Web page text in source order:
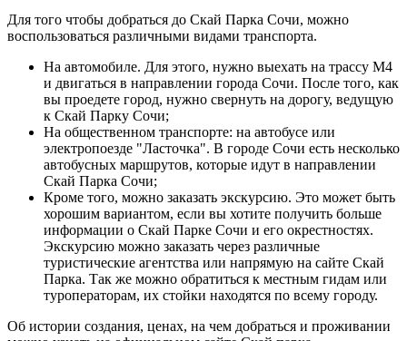
Для того чтобы добраться до Скай Парка Сочи, можно
воспользоваться различными видами транспорта.
На автомобиле. Для этого, нужно выехать на трассу М4
и двигаться в направлении города Сочи. После того, как
вы проедете город, нужно свернуть на дорогу, ведущую
к Скай Парку Сочи;
На общественном транспорте: на автобусе или
электропоезде "Ласточка". В городе Сочи есть несколько
автобусных маршрутов, которые идут в направлении
Скай Парка Сочи;
Кроме того, можно заказать экскурсию. Это может быть
хорошим вариантом, если вы хотите получить больше
информации о Скай Парке Сочи и его окрестностях.
Экскурсию можно заказать через различные
туристические агентства или напрямую на сайте Скай
Парка. Так же можно обратиться к местным гидам или
туроператорам, их стойки находятся по всему городу.
Об истории создания, ценах, на чем добраться и проживании